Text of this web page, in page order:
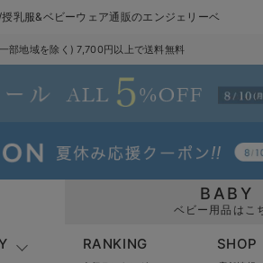
乳服&ベビーウェア通販のエンジェリーベ
部地域を除く) 7,700円以上で送料無料
BABY
ベビー用品はこ
RANKING SHOP